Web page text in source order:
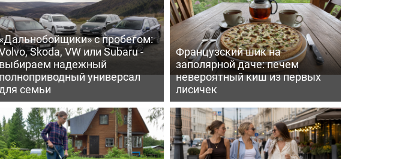
с пробегом:
Skoda, VW или Subaru -
выбираем надежный
универсал
семьи
Французский шик на
заполярной даче: печем
невероятный киш из первых
лисичек